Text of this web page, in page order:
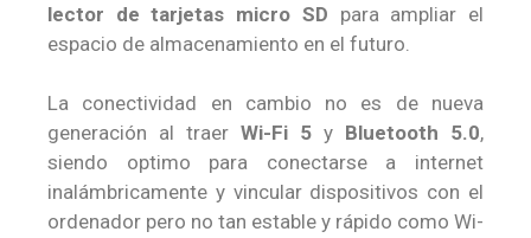
lector de tarjetas micro SD para ampliar el
espacio de almacenamiento en el futuro.
La conectividad en cambio no es de nueva
generación al traer Wi-Fi 5 y Bluetooth 5.0,
siendo optimo para conectarse a internet
inalámbricamente y vincular dispositivos con el
ordenador pero no tan estable y rápido como Wi-